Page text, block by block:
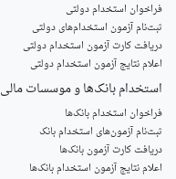
فراخوان استخدام دولتی
ثبت‌نام آزمون‌ استخدام‌های دولتی
دریافت کارت آزمون استخدام دولتی
اعلام نتایج آزمون استخدام دولتی
استخدام‌ بانک‌ها و موسسات مالی
فراخوان استخدام بانک‌ها
‌ثبت‌نام آزمون‌های استخدام بانک
دریافت کارت آزمون بانک‌ها
اعلام نتایج آزمون استخدام بانک‌ها